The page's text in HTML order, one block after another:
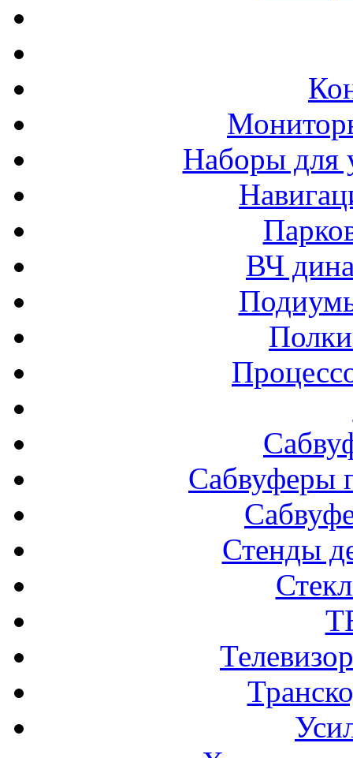
Наборы для
ВЧ
Сабвуферы
Стенды